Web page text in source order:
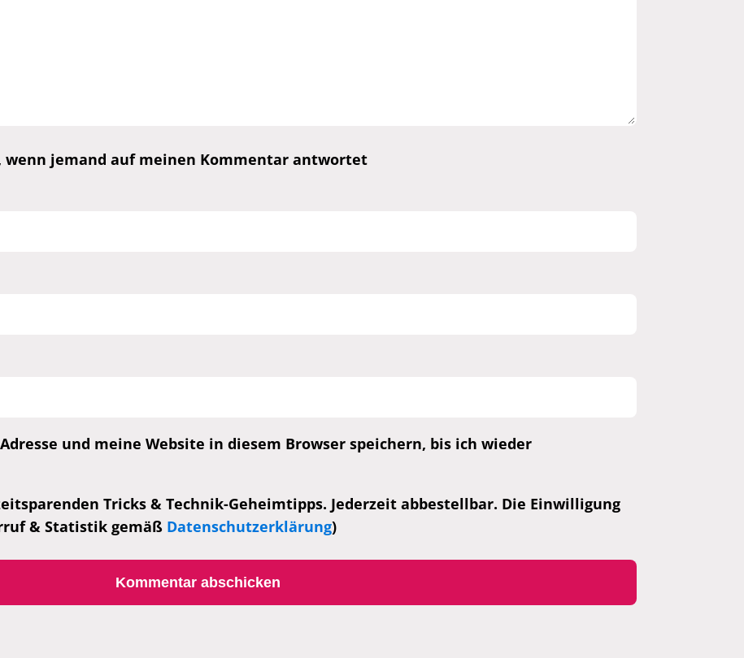
wenn jemand auf meinen Kommentar antwortet
und meine Website in diesem Browser speichern, bis ich wieder
Tricks & Technik-Geheimtipps. Jederzeit abbestellbar. Die Einwilligung
& Statistik gemäß Datenschutzerklärung)